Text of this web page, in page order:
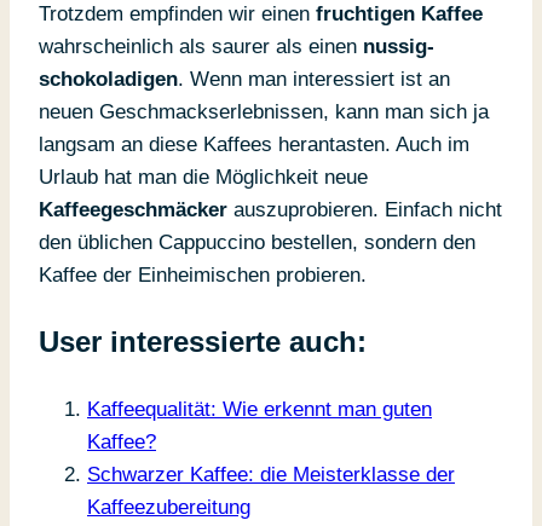
Trotzdem empfinden wir einen fruchtigen Kaffee
wahrscheinlich als saurer als einen nussig-
schokoladigen. Wenn man interessiert ist an
neuen Geschmackserlebnissen, kann man sich ja
langsam an diese Kaffees herantasten. Auch im
Urlaub hat man die Möglichkeit neue
Kaffeegeschmäcker auszuprobieren. Einfach nicht
den üblichen Cappuccino bestellen, sondern den
Kaffee der Einheimischen probieren.
User interessierte auch:
Kaffeequalität: Wie erkennt man guten
Kaffee?
Schwarzer Kaffee: die Meisterklasse der
Kaffeezubereitung